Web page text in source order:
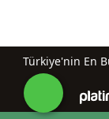
Türkiye'nin En